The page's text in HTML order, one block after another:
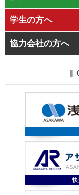
学生の方へ
協力会社の方へ